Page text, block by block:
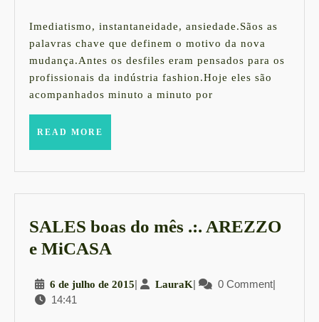
calendário
da
moda
de
Imediatismo, instantaneidade, ansiedade.Sãos as
palavras chave que definem o motivo da nova
mudança.Antes os desfiles eram pensados para os
profissionais da indústria fashion.Hoje eles são
acompanhados minuto a minuto por
READ MORE
SALES boas do mês .:. AREZZO
e MiCASA
do
6 de julho de 20156| LauraKLauraK
| 0 Comment|
14:41